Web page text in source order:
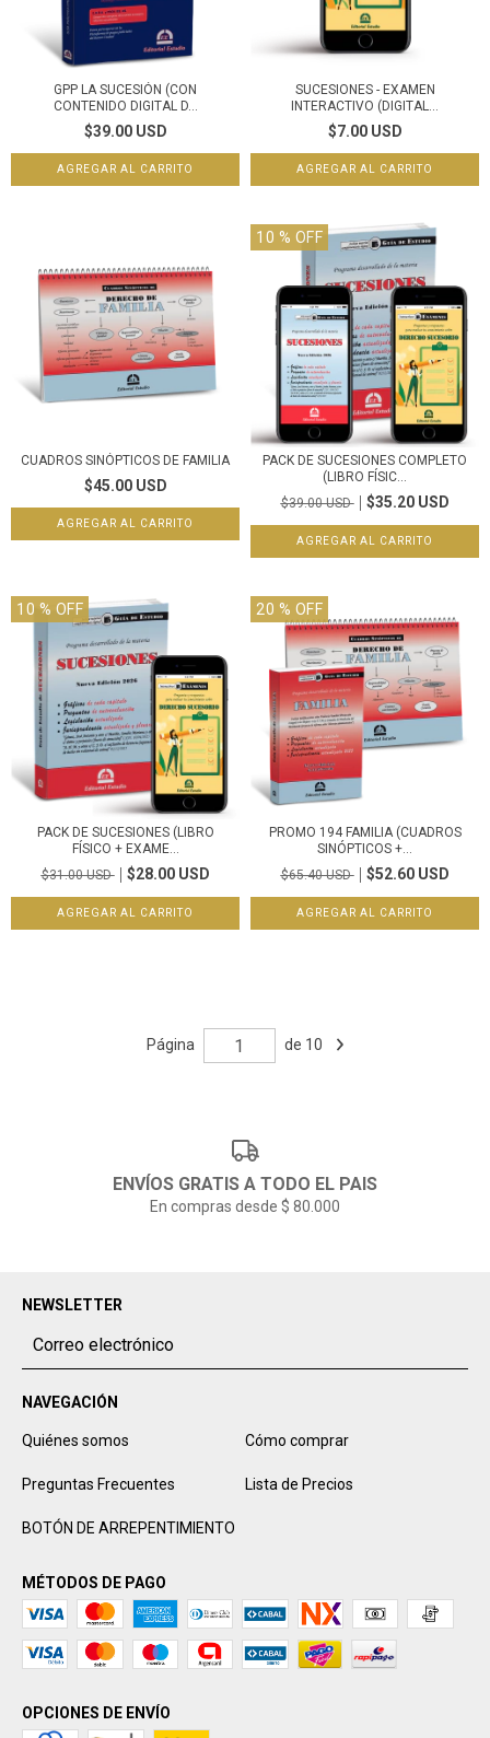
GPP LA SUCESIÓN (CON
CONTENIDO DIGITAL D...
$39.00 USD
SUCESIONES - EXAMEN
INTERACTIVO (DIGITAL...
$7.00 USD
CUADROS SINÓPTICOS DE FAMILIA
$45.00 USD
10 % OFF
PACK DE SUCESIONES COMPLETO
(LIBRO FÍSIC...
$39.00 USD
$35.20 USD
10 % OFF
PACK DE SUCESIONES (LIBRO
FÍSICO + EXAME...
$31.00 USD
$28.00 USD
20 % OFF
PROMO 194 FAMILIA (CUADROS
SINÓPTICOS +...
$65.40 USD
$52.60 USD
Página de 10
ENVÍOS GRATIS A TODO EL PAIS
En compras desde $ 80.000
NEWSLETTER
NAVEGACIÓN
Quiénes somos Cómo comprar
Preguntas Frecuentes Lista de Precios
BOTÓN DE ARREPENTIMIENTO
MÉTODOS DE PAGO
OPCIONES DE ENVÍO